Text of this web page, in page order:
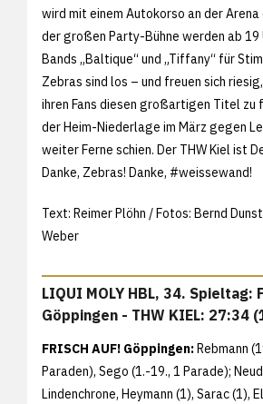
wird mit einem Autokorso an der
der großen Party-Bühne werden ab 19
Bands „Baltique“ und „Tiffany“ für
Zebras sind los – und freuen sich
ihren Fans diesen großartigen Titel zu
der Heim-Niederlage im März gegen
weiter Ferne schien. Der THW Kiel ist
Danke, Zebras! Danke, #weissewand!
Text: Reimer Plöhn / Fotos: Bernd
Weber
LIQUI MOLY HBL, 34. Spieltag:
Göppingen - THW KIEL: 27:34
FRISCH AUF! Göppingen:Rebmann
Paraden), Sego (1.-19., 1 Parade);
Lindenchrone, Heymann (1), Sarac (1),